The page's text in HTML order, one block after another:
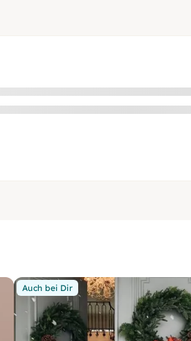
Auch bei Dir